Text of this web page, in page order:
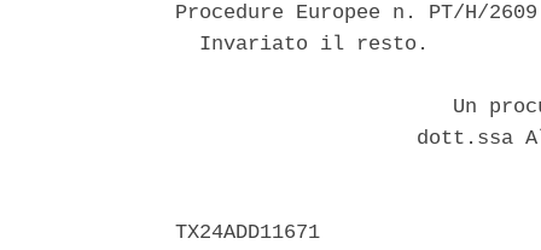
Procedure Europee n. PT/H/
  Invariato il resto.
Un
dott.ssa